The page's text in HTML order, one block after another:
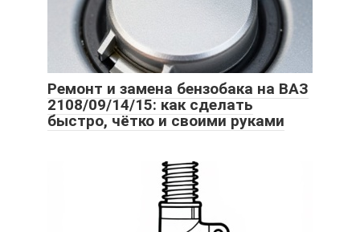
Ремонт и замена бензобака на ВАЗ
2108/09/14/15: как сделать
быстро, чётко и своими руками